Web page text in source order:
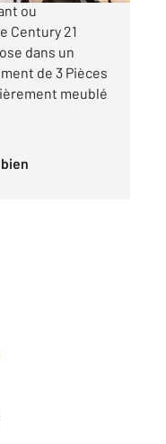
ou
Century 21
dans un
de 3 Pièces
meublé